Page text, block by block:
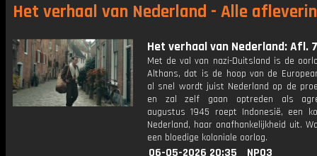
Het verhaal van Nederland - Alle
Het verhaal van Nederland: Afl. 7
Met de val van nazi-Duitsland is de
Althans, dat is de hoop van de
al snel wordt juist Nederland op de
en zal zelf gaan optreden als
augustus 1945 roept Indonesië, een
Nederland, haar onafhankelijkheid uit.
een bloedige koloniale oorlog.
06-05-2026 20:35
NPO3